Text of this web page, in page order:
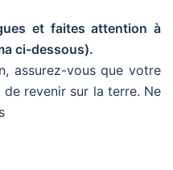
et faites attention à
ci-dessous).
assurez-vous que votre
revenir sur la terre. Ne